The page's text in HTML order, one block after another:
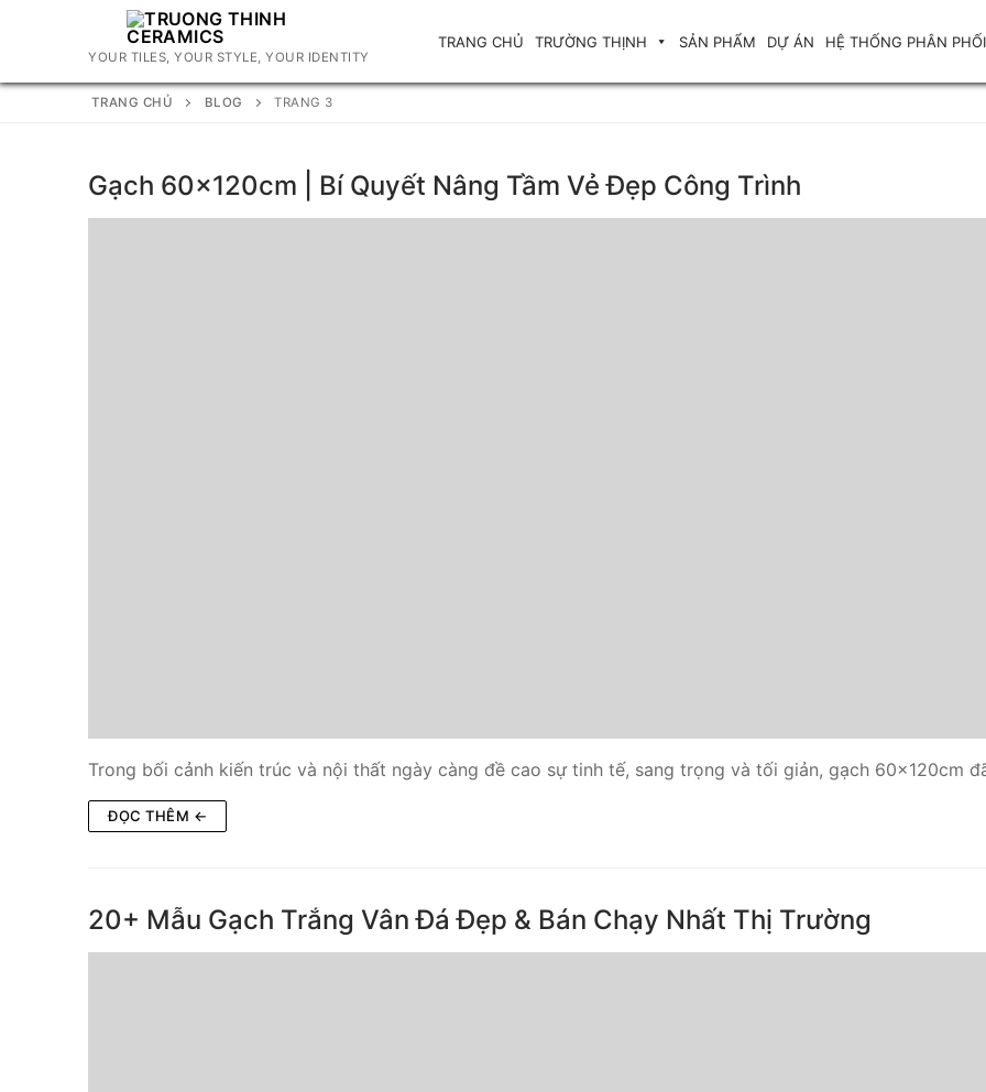
dung
YOUR TILES, YOUR STYLE, YOUR IDENTITY
TRANG CHỦ TRƯỜNG THỊNH SẢN PHẨM DỰ ÁN HỆ THỐNG PHÂN PHỐI
TRANG CHỦ BLOG TRANG 3
Gạch 60x120cm | Bí Quyết Nâng Tầm Vẻ Đẹp Công Trình
Trong bối cảnh kiến trúc và nội thất ngày càng đề cao sự tinh tế, sang trọng và tối giản, gạch 60x120cm
ĐỌC THÊM ←
20+ Mẫu Gạch Trắng Vân Đá Đẹp & Bán Chạy Nhất Thị Trường